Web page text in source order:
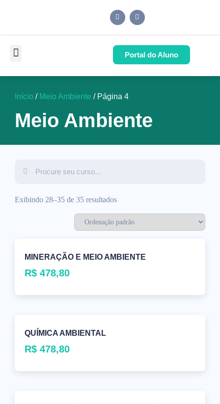
Portal do Aluno
Início / Meio Ambiente / Página 4
Meio Ambiente
Exibindo 28–35 de 35 resultados
MINERAÇÃO E MEIO AMBIENTE
R$ 478,80
QUÍMICA AMBIENTAL
R$ 478,80